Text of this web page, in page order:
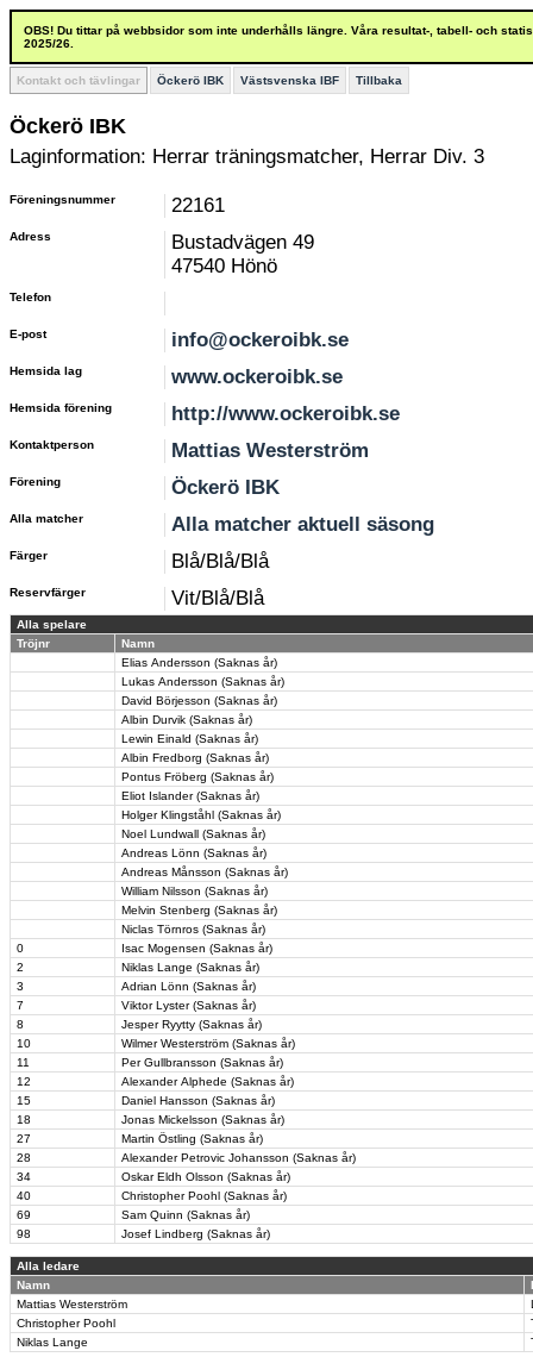
OBS! Du tittar på webbsidor som inte underhålls längre. Våra resultat-, tabell- och
2025/26.
Kontakt och tävlingar Öckerö IBK Västsvenska IBF Tillbaka
Öckerö IBK
Laginformation: Herrar träningsmatcher, Herrar Div. 3
Föreningsnummer 22161
Adress
Bustadvägen 49
47540 Hönö
Telefon
E-post info@ockeroibk.se
Hemsida lag www.ockeroibk.se
Hemsida förening http://www.ockeroibk.se
Kontaktperson Mattias Westerström
Förening Öckerö IBK
Alla matcher Alla matcher aktuell säsong
Färger Blå/Blå/Blå
Reservfärger Vit/Blå/Blå
Alla spelare
Tröjnr
Namn
Elias Andersson (Saknas år)
Lukas Andersson (Saknas år)
David Börjesson (Saknas år)
Albin Durvik (Saknas år)
Lewin Einald (Saknas år)
Albin Fredborg (Saknas år)
Pontus Fröberg (Saknas år)
Eliot Islander (Saknas år)
Holger Klingståhl (Saknas år)
Noel Lundwall (Saknas år)
Andreas Lönn (Saknas år)
Andreas Månsson (Saknas år)
William Nilsson (Saknas år)
Melvin Stenberg (Saknas år)
Niclas Törnros (Saknas år)
0
Isac Mogensen (Saknas år)
2
Niklas Lange (Saknas år)
3
Adrian Lönn (Saknas år)
7
Viktor Lyster (Saknas år)
8
Jesper Ryytty (Saknas år)
10
Wilmer Westerström (Saknas år)
11
Per Gullbransson (Saknas år)
12
Alexander Alphede (Saknas år)
15
Daniel Hansson (Saknas år)
18
Jonas Mickelsson (Saknas år)
27
Martin Östling (Saknas år)
28
Alexander Petrovic Johansson (Saknas år)
34
Oskar Eldh Olsson (Saknas år)
40
Christopher Poohl (Saknas år)
69
Sam Quinn (Saknas år)
98
Josef Lindberg (Saknas år)
Alla ledare
Namn
Mattias Westerström
Christopher Poohl
Niklas Lange